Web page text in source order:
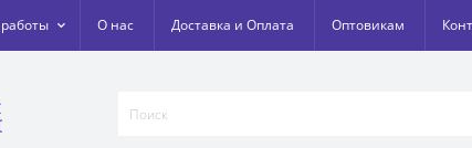
О нас Доставка и Оплата Оптовикам